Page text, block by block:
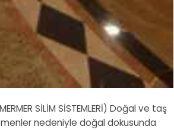
SİLİM SİSTEMLERİ) Doğal ve taş
nedeniyle doğal dokusunda